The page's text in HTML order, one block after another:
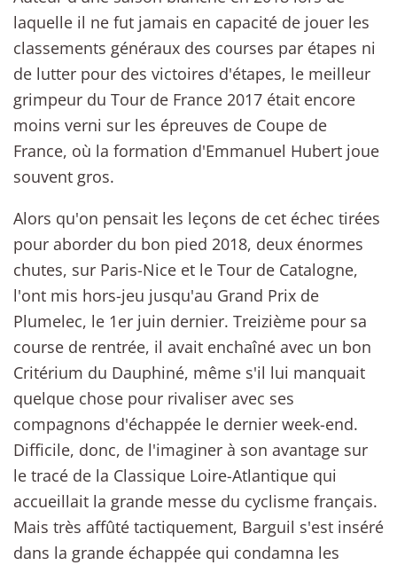
laquelle il ne fut jamais en capacité de jouer les
classements généraux des courses par étapes ni
de lutter pour des victoires d'étapes, le meilleur
grimpeur du Tour de France 2017 était encore
moins verni sur les épreuves de Coupe de
France, où la formation d'Emmanuel Hubert joue
souvent gros.
Alors qu'on pensait les leçons de cet échec tirées
pour aborder du bon pied 2018, deux énormes
chutes, sur Paris-Nice et le Tour de Catalogne,
l'ont mis hors-jeu jusqu'au Grand Prix de
Plumelec, le 1er juin dernier. Treizième pour sa
course de rentrée, il avait enchaîné avec un bon
Critérium du Dauphiné, même s'il lui manquait
quelque chose pour rivaliser avec ses
compagnons d'échappée le dernier week-end.
Difficile, donc, de l'imaginer à son avantage sur
le tracé de la Classique Loire-Atlantique qui
accueillait la grande messe du cyclisme français.
Mais très affûté tactiquement, Barguil s'est inséré
dans la grande échappée qui condamna les